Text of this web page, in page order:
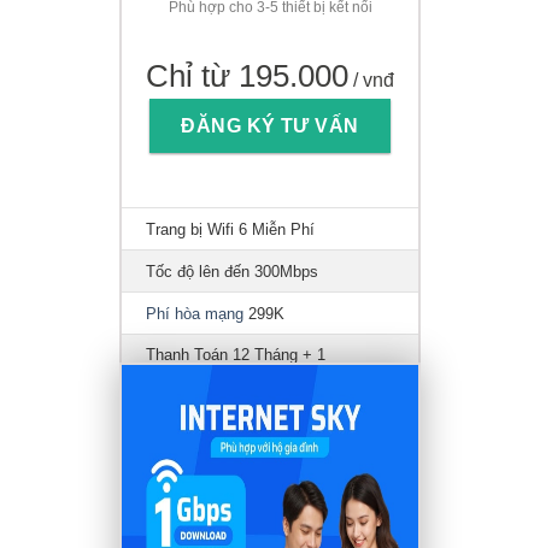
Phù hợp cho 3-5 thiết bị kết nối
Chỉ từ 195.000 / vnđ
ĐĂNG KÝ TƯ VẤN
Trang bị Wifi 6 Miễn Phí
Tốc độ lên đến 300Mbps
Phí hòa mạng 299K
Thanh Toán 12 Tháng + 1